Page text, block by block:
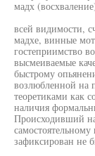
мадх
всей видимости,
мадхе, винные
гостеприимство
высмеиваемые
быстрому
возлюбленной на
теоретиками как
наличия
Происходивший
зафиксирован не